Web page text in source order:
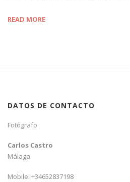
READ MORE
DATOS DE CONTACTO
Fotógrafo
Carlos Castro
Málaga
Mobile: +34652837198